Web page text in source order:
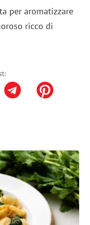
per aromatizzare
ricco di